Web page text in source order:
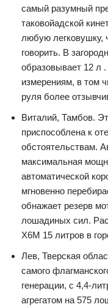
самый разумный
таковойадской
любую легковушку,
говорить. В
образовывает 12 л
измерениям, в том
руля более
Виталий, Тамбов.
приспособлена к
обстоятельствам.
максимальная
автоматической
мгновенно
обнажает резерв
лошадиных сил.
X6M 15 литров в
Лев, Тверская
самого
генерации, с 4,4-
агрегатом на 575